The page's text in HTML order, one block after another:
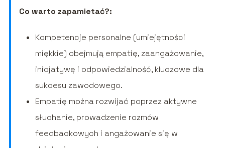
Co warto zapamietać?:
Kompetencje personalne (umiejętności
miękkie) obejmują empatię, zaangażowanie,
inicjatywę i odpowiedzialność, kluczowe dla
sukcesu zawodowego.
Empatię można rozwijać poprzez aktywne
słuchanie, prowadzenie rozmów
feedbackowych i angażowanie się w